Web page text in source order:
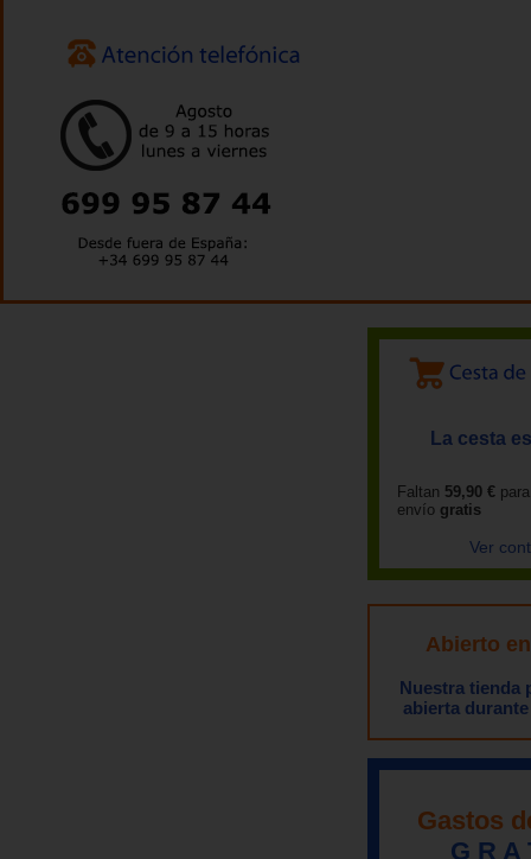
La cesta
Faltan 59,90 €
envío gratis
Ver
Abierto
Nuestra tienda
abierta
Gastos
G R A